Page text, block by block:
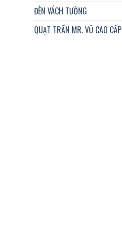
ĐÈN VÁCH TƯỜNG
QUẠT TRẦN MR. VŨ CAO CẤP